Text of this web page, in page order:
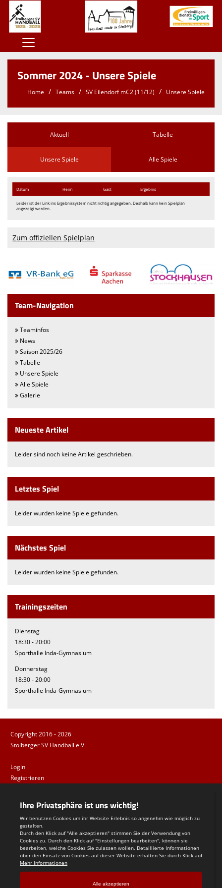
Home
100 Jahre SSV
Herren
Kontaktformular
Sponsoren
We want you
Sommer 2024 - Unsere Spiele
Home Teams SV Eilendorf mC2 (11/12) Unsere Spiele
Aktuell Tabelle
Unsere Spiele Alle Spiele
Datum Heim Gast Ergebnis
Leider ist der Link ins Ergebnissystem nicht richtig angegeben. Deshalb kann kein Spielplan
angezeigt werden.
Zum offiziellen Spielplan
Team-Navigation
Teaminfos
News
Saison 2025/26
Tabelle
Unsere Spiele
Alle Spiele
Galerie
Neueste Artikel
Leider sind noch keine Artikel geschrieben.
Letztes Spiel
Leider wurden keine Spiele gefunden.
Nächstes Spiel
Leider wurden keine Spiele gefunden.
Trainingszeiten
Dienstag
18:30 - 20:00
Sporthalle Inda-Gymnasium
Donnerstag
18:30 - 20:00
Sporthalle Inda-Gymnasium
Copyright 2016 - 2026
Stolberger SV Handball e.V.
Login
Registrieren
Datenschutzerklärung
Teamsports 2
Dein Sportverein online